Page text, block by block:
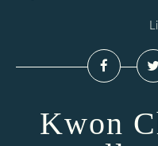
Kwon